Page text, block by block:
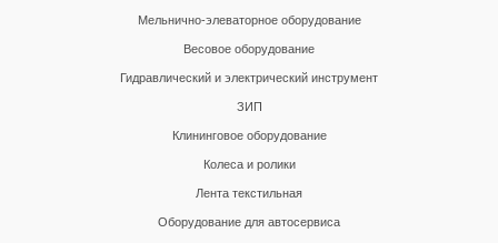
Мельнично-элеваторное оборудование
Весовое оборудование
Гидравлический и электрический инструмент
ЗИП
Клининговое оборудование
Колеса и ролики
Лента текстильная
Оборудование для автосервиса